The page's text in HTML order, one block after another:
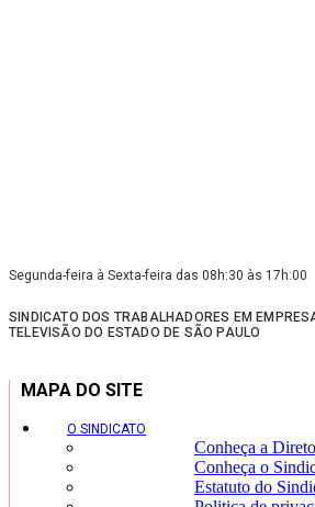
Segunda-feira à Sexta-feira das 08h:30 às 17h:00
SINDICATO DOS TRABALHADORES EM
TELEVISÃO DO ESTADO DE SÃO PAULO
MAPA DO SITE
O SINDICATO
Conheça a
Conheça o
Estatuto do